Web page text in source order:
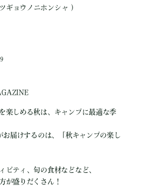
ギョウノニホンシャ ）
楽しめる秋は、キャンプに最適な季
届けするのは、「秋キャンプの楽し
ビティ、旬の食材などなど、
が盛りだくさん！